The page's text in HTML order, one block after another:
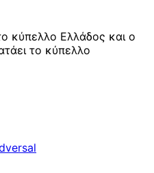
κύπελλο Ελλάδος και ο
το κύπελλο